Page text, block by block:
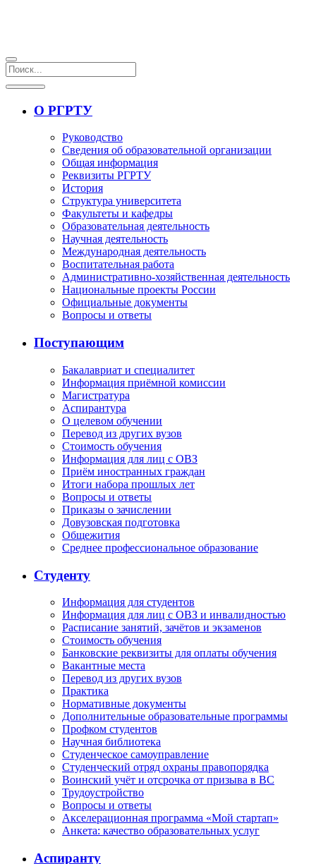
О РГРТУ
Руководство
Сведения об образовательной организации
Общая информация
Реквизиты РГРТУ
История
Структура университета
Факультеты и кафедры
Образовательная деятельность
Научная деятельность
Международная деятельность
Воспитательная работа
Административно-хозяйственная деятельность
Национальные проекты России
Официальные документы
Вопросы и ответы
Поступающим
Бакалавриат и специалитет
Информация приёмной комиссии
Магистратура
Аспирантура
О целевом обучении
Перевод из других вузов
Стоимость обучения
Информация для лиц с ОВЗ
Приём иностранных граждан
Итоги набора прошлых лет
Вопросы и ответы
Приказы о зачислении
Довузовская подготовка
Общежития
Среднее профессиональное образование
Студенту
Информация для студентов
Информация для лиц с ОВЗ и инвалидностью
Расписание занятий, зачётов и экзаменов
Стоимость обучения
Банковские реквизиты для оплаты обучения
Вакантные места
Перевод из других вузов
Практика
Нормативные документы
Дополнительные образовательные программы
Профком студентов
Научная библиотека
Студенческое самоуправление
Студенческий отряд охраны правопорядка
Воинский учёт и отсрочка от призыва в ВС
Трудоустройство
Вопросы и ответы
Акселерационная программа «Мой стартап»
Анкета: качество образовательных услуг
Аспиранту